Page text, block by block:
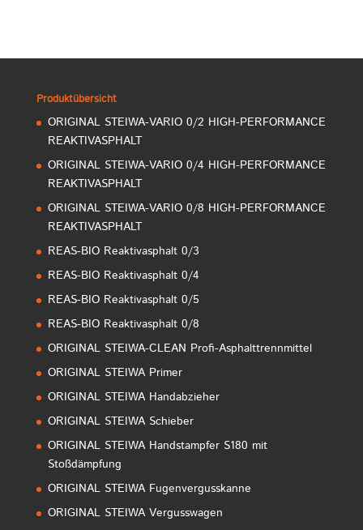
Produktübersicht
ORIGINAL STEIWA-VARIO 0/2 HIGH-PERFORMANCE
REAKTIVASPHALT
ORIGINAL STEIWA-VARIO 0/4 HIGH-PERFORMANCE
REAKTIVASPHALT
ORIGINAL STEIWA-VARIO 0/8 HIGH-PERFORMANCE
REAKTIVASPHALT
REAS-BIO Reaktivasphalt 0/3
REAS-BIO Reaktivasphalt 0/4
REAS-BIO Reaktivasphalt 0/5
REAS-BIO Reaktivasphalt 0/8
ORIGINAL STEIWA-CLEAN Profi-Asphalttrennmittel
ORIGINAL STEIWA Primer
ORIGINAL STEIWA Handabzieher
ORIGINAL STEIWA Schieber
ORIGINAL STEIWA Handstampfer S180 mit
Stoßdämpfung
ORIGINAL STEIWA Fugenvergusskanne
ORIGINAL STEIWA Vergusswagen